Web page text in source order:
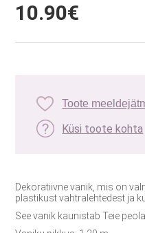
10.90€
Toote
Küsi toote kohta
Dekoratiivne vanik, mis on
plastikust vahtralehtedest ja
See vanik kaunistab Teie